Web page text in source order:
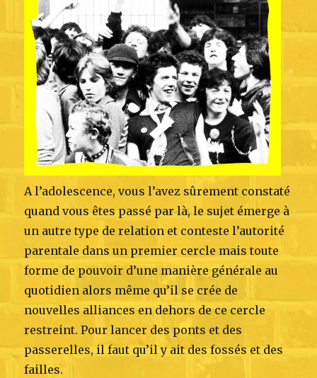
A l’adolescence, vous l’avez sûrement constaté
quand vous êtes passé par là, le sujet émerge à
un autre type de relation et conteste l’autorité
parentale dans un premier cercle mais toute
forme de pouvoir d’une manière générale au
quotidien alors même qu’il se crée de
nouvelles alliances en dehors de ce cercle
restreint. Pour lancer des ponts et des
passerelles, il faut qu’il y ait des fossés et des
failles.